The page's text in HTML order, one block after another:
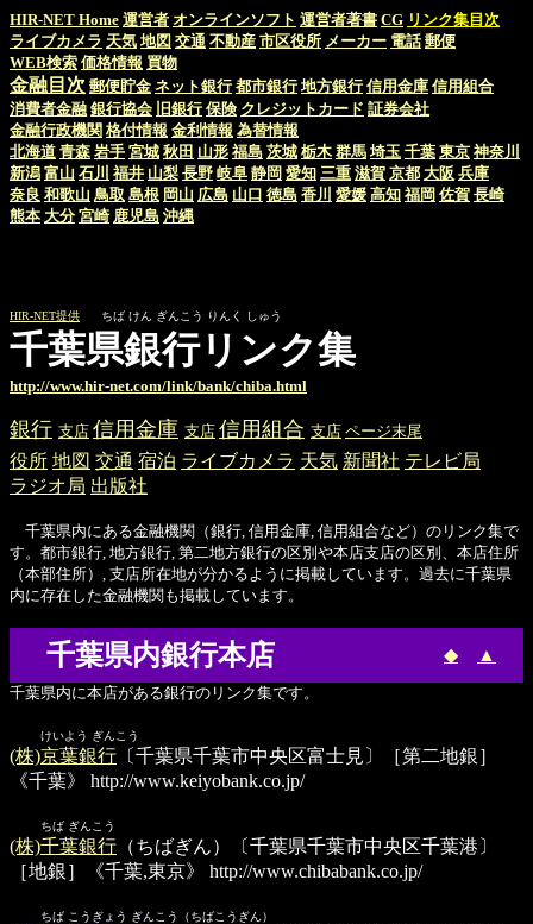
HIR-NET Home 運営者 オンラインソフト 運営者著書 CG リンク集目次
ライブカメラ 天気 地図 交通 不動産 市区役所 メーカー 電話 郵便
WEB検索 価格情報 買物
金融目次 郵便貯金 ネット銀行 都市銀行 地方銀行 信用金庫 信用組合
消費者金融 銀行協会 旧銀行 保険 クレジットカード 証券会社
金融行政機関 格付情報 金利情報 為替情報
北海道 青森 岩手 宮城 秋田 山形 福島 茨城 栃木 群馬 埼玉 千葉 東京 神奈川
新潟 富山 石川 福井 山梨 長野 岐阜 静岡 愛知 三重 滋賀 京都 大阪 兵庫
奈良 和歌山 鳥取 島根 岡山 広島 山口 徳島 香川 愛媛 高知 福岡 佐賀 長崎
熊本 大分 宮崎 鹿児島 沖縄
HIR-NET提供 ちば けん ぎんこう りんく しゅう
千葉県銀行リンク集
http://www.hir-net.com/link/bank/chiba.html
銀行 支店 信用金庫 支店 信用組合 支店 ページ末尾
役所 地図 交通 宿泊 ライブカメラ 天気 新聞社 テレビ局
ラジオ局 出版社
千葉県内にある金融機関（銀行, 信用金庫, 信用組合など）のリンク集で
す。都市銀行, 地方銀行, 第二地方銀行の区別や本店支店の区別、本店住所
（本部住所）, 支店所在地が分かるように掲載しています。過去に千葉県
内に存在した金融機関も掲載しています。
千葉県内銀行本店 ◆ ▲
千葉県内に本店がある銀行のリンク集です。
けいよう ぎんこう
(株)京葉銀行 〔千葉県千葉市中央区富士見〕［第二地銀］
《千葉》
http://www.keiyobank.co.jp/
ちば ぎんこう
(株)千葉銀行 （ちばぎん）〔千葉県千葉市中央区千葉港〕
［地銀］《千葉,東京》
http://www.chibabank.co.jp/
ちば こうぎょう ぎんこう（ちばこうぎん）